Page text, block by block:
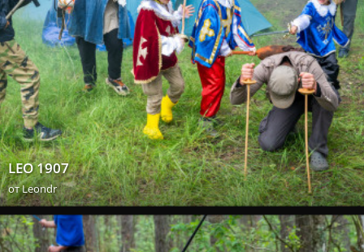
LEO 1907
отLeondr